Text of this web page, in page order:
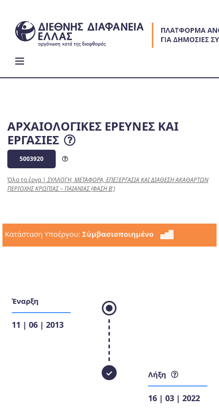
content
ΑΡΧΑΙΟΛΟΓΙΚΕΣ ΕΡΕΥΝΕΣ ΚΑΙ
ΕΡΓΑΣΙΕΣ
5003920
Όλα τα έργα| ΣΥΛΛΟΓΗ, ΜΕΤΑΦΟΡΑ, ΕΠΕΞΕΡΓΑΣΙΑ ΚΑΙ ΔΙΑΘΕΣΗ ΑΚΑΘΑΡΤΩΝ
ΠΕΡΙΟΧΗΣ ΚΡΩΠΙΑΣ – ΠΑΙΑΝΙΑΣ (ΦΑΣΗ Β')
Κατάσταση Υποέργου: Σύμβασιοποιημένο
Έναρξη
11 | 06 | 2013
Λήξη
16 | 03 | 2022